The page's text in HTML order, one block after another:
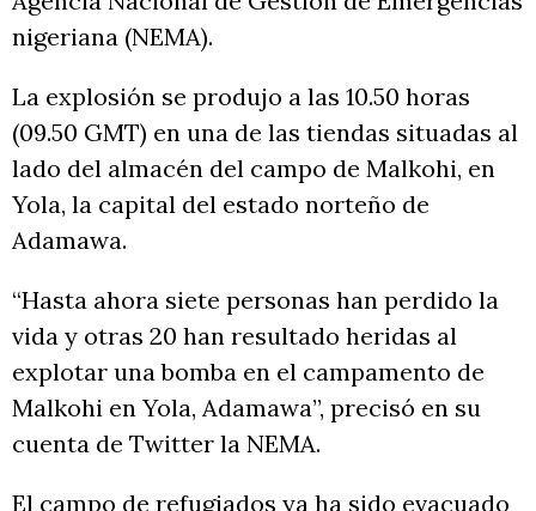
nigeriana (NEMA).
La explosión se produjo a las 10.50 horas
(09.50 GMT) en una de las tiendas situadas al
lado del almacén del campo de Malkohi, en
Yola, la capital del estado norteño de
Adamawa.
“Hasta ahora siete personas han perdido la
vida y otras 20 han resultado heridas al
explotar una bomba en el campamento de
Malkohi en Yola, Adamawa”, precisó en su
cuenta de Twitter la NEMA.
El campo de refugiados ya ha sido evacuado